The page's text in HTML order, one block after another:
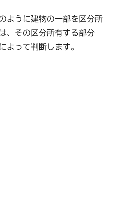
ように建物の一部を区分所
、その区分所有する部分
よって判断します。